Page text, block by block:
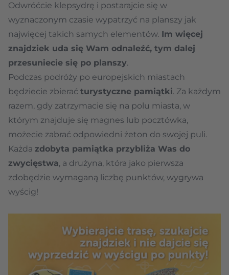
Odwróćcie klepsydrę i postarajcie się w
wyznaczonym czasie wypatrzyć na planszy jak
najwięcej takich samych elementów. Im więcej
znajdziek uda się Wam odnaleźć, tym dalej
przesuniecie się po planszy.
Podczas podróży po europejskich miastach
będziecie zbierać turystyczne pamiątki. Za każdym
razem, gdy zatrzymacie się na polu miasta, w
którym znajduje się magnes lub pocztówka,
możecie zabrać odpowiedni żeton do swojej puli.
Każda zdobyta pamiątka przybliża Was do
zwycięstwa, a drużyna, która jako pierwsza
zdobędzie wymaganą liczbę punktów, wygrywa
wyścig!